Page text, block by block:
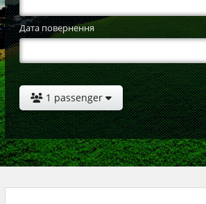
Дата повернення
1 passenger